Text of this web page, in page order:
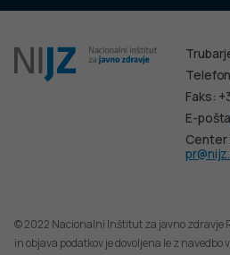
Faks:
E-
Center
© 2022 Nacionalni Inštitut za javno zdravje
in objava podatkov je dovoljena le z navedbo